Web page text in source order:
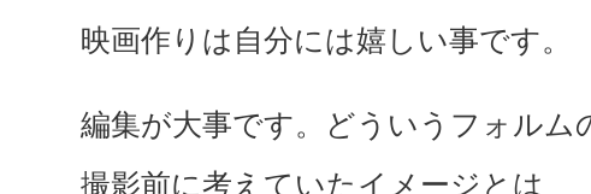
映画作りは自分には嬉しい事です。
編集が大事です。どういうフォルム
撮影前に考えていたイメージとは